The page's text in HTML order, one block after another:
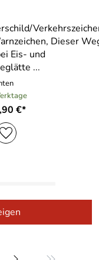
Dieser
Eis- und
...
€*